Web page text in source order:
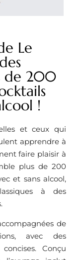
Le
de 200
!
et ceux qui
apprendre à
faire plaisir à
plus de 200
et sans alcool,
à des
de
avec des
Conçu